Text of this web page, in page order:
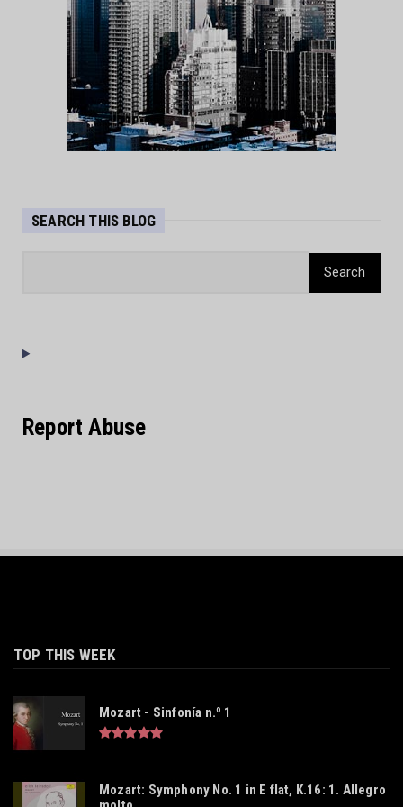
SEARCH THIS BLOG
Report Abuse
TOP THIS WEEK
Mozart - Sinfonía n.º 1
Mozart: Symphony No. 1 in E flat, K.16: 1. Allegro